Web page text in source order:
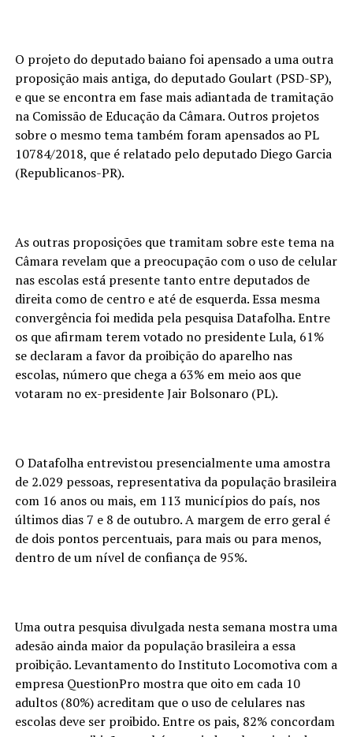
O projeto do deputado baiano foi apensado a uma outra
proposição mais antiga, do deputado Goulart (PSD-SP),
e que se encontra em fase mais adiantada de tramitação
na Comissão de Educação da Câmara. Outros projetos
sobre o mesmo tema também foram apensados ao PL
10784/2018, que é relatado pelo deputado Diego Garcia
(Republicanos-PR).
As outras proposições que tramitam sobre este tema na
Câmara revelam que a preocupação com o uso de celular
nas escolas está presente tanto entre deputados de
direita como de centro e até de esquerda. Essa mesma
convergência foi medida pela pesquisa Datafolha. Entre
os que afirmam terem votado no presidente Lula, 61%
se declaram a favor da proibição do aparelho nas
escolas, número que chega a 63% em meio aos que
votaram no ex-presidente Jair Bolsonaro (PL).
O Datafolha entrevistou presencialmente uma amostra
de 2.029 pessoas, representativa da população brasileira
com 16 anos ou mais, em 113 municípios do país, nos
últimos dias 7 e 8 de outubro. A margem de erro geral é
de dois pontos percentuais, para mais ou para menos,
dentro de um nível de confiança de 95%.
Uma outra pesquisa divulgada nesta semana mostra uma
adesão ainda maior da população brasileira a essa
proibição. Levantamento do Instituto Locomotiva com a
empresa QuestionPro mostra que oito em cada 10
adultos (80%) acreditam que o uso de celulares nas
escolas deve ser proibido. Entre os pais, 82% concordam